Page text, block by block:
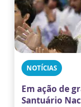
NOTÍCIAS
Em ação de
Santuário